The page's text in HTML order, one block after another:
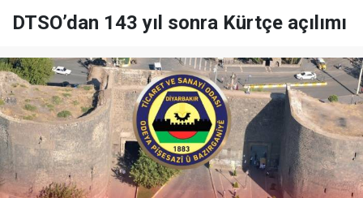
DTSO’dan 143 yıl sonra Kürtçe açılımı